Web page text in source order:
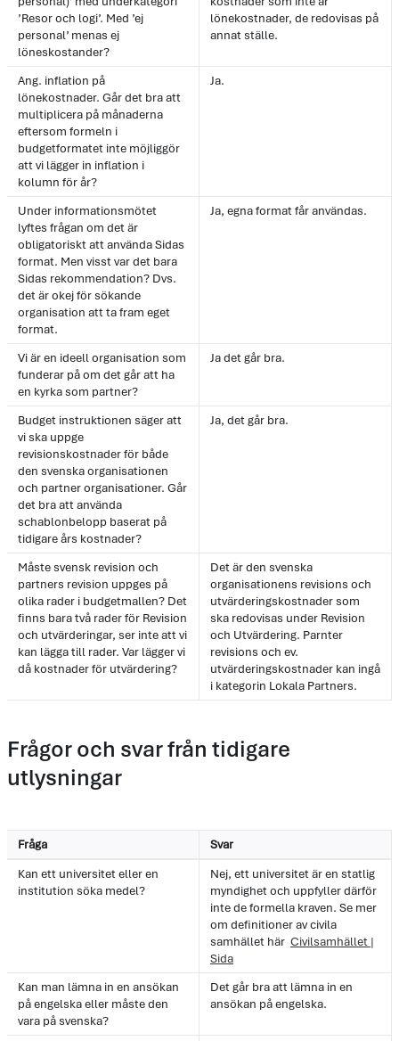
’Resor och logi’. Med ’ej
personal’ menas ej
löneskostander?
lönekostnader, de redovisas på
annat ställe.
Ang. inflation på
lönekostnader. Går det bra att
multiplicera på månaderna
eftersom formeln i
budgetformatet inte möjliggör
att vi lägger in inflation i
kolumn för år?
Ja.
Under informationsmötet
lyftes frågan om det är
obligatoriskt att använda Sidas
format. Men visst var det bara
Sidas rekommendation? Dvs.
det är okej för sökande
organisation att ta fram eget
format.
Ja, egna format får användas.
Vi är en ideell organisation som
funderar på om det går att ha
en kyrka som partner?
Ja det går bra.
Budget instruktionen säger att
vi ska uppge
revisionskostnader för både
den svenska organisationen
och partner organisationer. Går
det bra att använda
schablonbelopp baserat på
tidigare års kostnader?
Ja, det går bra.
Måste svensk revision och
partners revision uppges på
olika rader i budgetmallen? Det
finns bara två rader för Revision
och utvärderingar, ser inte att vi
kan lägga till rader. Var lägger vi
då kostnader för utvärdering?
Det är den svenska
organisationens revisions och
utvärderingskostnader som
ska redovisas under Revision
och Utvärdering. Parnter
revisions och ev.
utvärderingskostnader kan ingå
i kategorin Lokala Partners.
Frågor och svar från tidigare
utlysningar
Fråga
Svar
Kan ett universitet eller en
institution söka medel?
Nej, ett universitet är en statlig
myndighet och uppfyller därför
inte de formella kraven. Se mer
om definitioner av civila
samhället här Civilsamhället |
Sida
Kan man lämna in en ansökan
på engelska eller måste den
vara på svenska?
Det går bra att lämna in en
ansökan på engelska.